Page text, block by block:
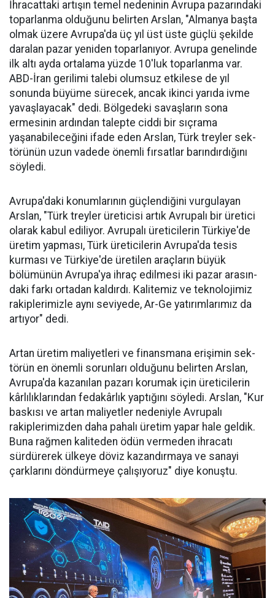
İhracattaki artışın temel nede­ninin Avrupa pazarındaki
topar­lanma olduğunu belirten Arslan, "Almanya başta
olmak üzere Av­rupa'da üç yıl üst üste güçlü şe­kilde
daralan pazar yeniden to­parlanıyor. Avrupa genelinde
ilk altı ayda ortalama yüzde 10'luk toparlanma var.
ABD-İran geri­limi talebi olumsuz etkilese de yıl
sonunda büyüme sürecek, ancak ikinci yarıda ivme
yavaşlayacak" dedi. Bölgedeki savaşların sona
ermesinin ardından talepte ciddi bir sıçrama
yaşanabileceğini ifa­de eden Arslan, Türk treyler sek­
törünün uzun vadede önemli fır­satlar barındırdığını
söyledi.
Avrupa'daki konumlarının güçlendiğini vurgulayan
Arslan, "Türk treyler üreticisi artık Avru­palı bir üretici
ola­rak kabul ediliyor. Avrupalı üreticile­rin Türkiye'de
üre­tim yapması, Türk üreticilerin Avru­pa'da tesis
kurması ve Türkiye'de üreti­len araçların büyük
bölümünün Avru­pa'ya ihraç edilme­si iki pazar arasın­
daki farkı ortadan kaldırdı. Kalitemiz ve teknolojimiz
ra­kiplerimizle aynı seviyede, Ar-Ge ya­tırımlarımız da
ar­tıyor" dedi.
Artan üretim ma­liyetleri ve finans­mana erişimin sek­
törün en önemli sorunları oldu­ğunu belirten Arslan,
Avrupa'da kazanılan pazarı korumak için üreticilerin
kârlılıklarından fe­dakârlık yaptığını söyledi. Arslan, "Kur
baskısı ve artan maliyetler nedeniyle Avrupalı
rakiplerimiz­den daha pahalı üretim yapar ha­le geldik.
Buna rağmen kaliteden ödün vermeden ihracatı
sürdüre­rek ülkeye döviz kazandırmaya ve sanayi
çarklarını döndürmeye ça­lışıyoruz" diye konuştu.